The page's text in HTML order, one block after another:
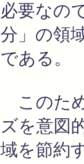
必要なの
分」の領
である。
このた
ズを意図
域を節約